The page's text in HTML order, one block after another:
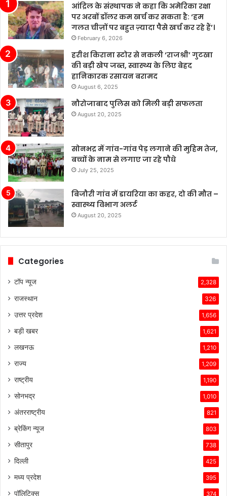
आंद्रिल के संस्थापक ने कहा कि अमेरिका रक्षा
पर अरबों डॉलर कम खर्च कर सकता है: ‘हम
गलत चीज़ों पर बहुत ज़्यादा पैसे खर्च कर रहे हैं’।
February 6, 2026
हरीश किराना स्टोर से नकली ‘राजश्री’ गुटखा
की बड़ी खेप जब्त, स्वास्थ्य के लिए बेहद
हानिकारक रसायन बरामद
August 6, 2025
नौरोजाबाद पुलिस को मिली बड़ी सफलता
August 20, 2025
सोनभद्र में गांव-गांव पेड़ लगाने की मुहिम तेज,
बच्चों के नाम से लगाए जा रहे पौधे
July 25, 2025
बिजौरी गांव में डायरिया का कहर, दो की मौत –
स्वास्थ्य विभाग अलर्ट
August 20, 2025
Categories
टॉप न्यूज 2,328
राजस्थान 326
उत्तर प्रदेश 1,656
बड़ी खबर 1,621
लखनऊ 1,210
राज्य 1,209
राष्ट्रीय 1,190
सोनभद्र 1,010
अंतरराष्ट्रीय 821
ब्रेकिंग न्यूज 803
सीतापुर 738
दिल्ली 425
मध्य प्रदेश 395
पॉलिटिक्स 374